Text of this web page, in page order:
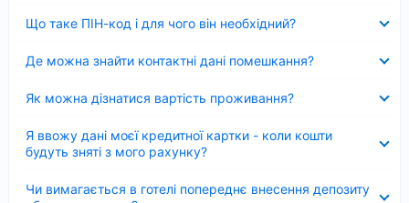
Що таке ПІН-код і для чого він необхідний?
Де можна знайти контактні дані помешкання?
Як можна дізнатися вартість проживання?
Я ввожу дані моєї кредитної картки - коли кошти
будуть зняті з мого рахунку?
Чи вимагається в готелі попереднє внесення депозиту